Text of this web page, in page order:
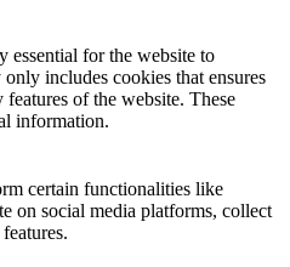
essential for the website to
includes cookies that ensures
of the website. These
information.
certain functionalities like
on social media platforms, collect